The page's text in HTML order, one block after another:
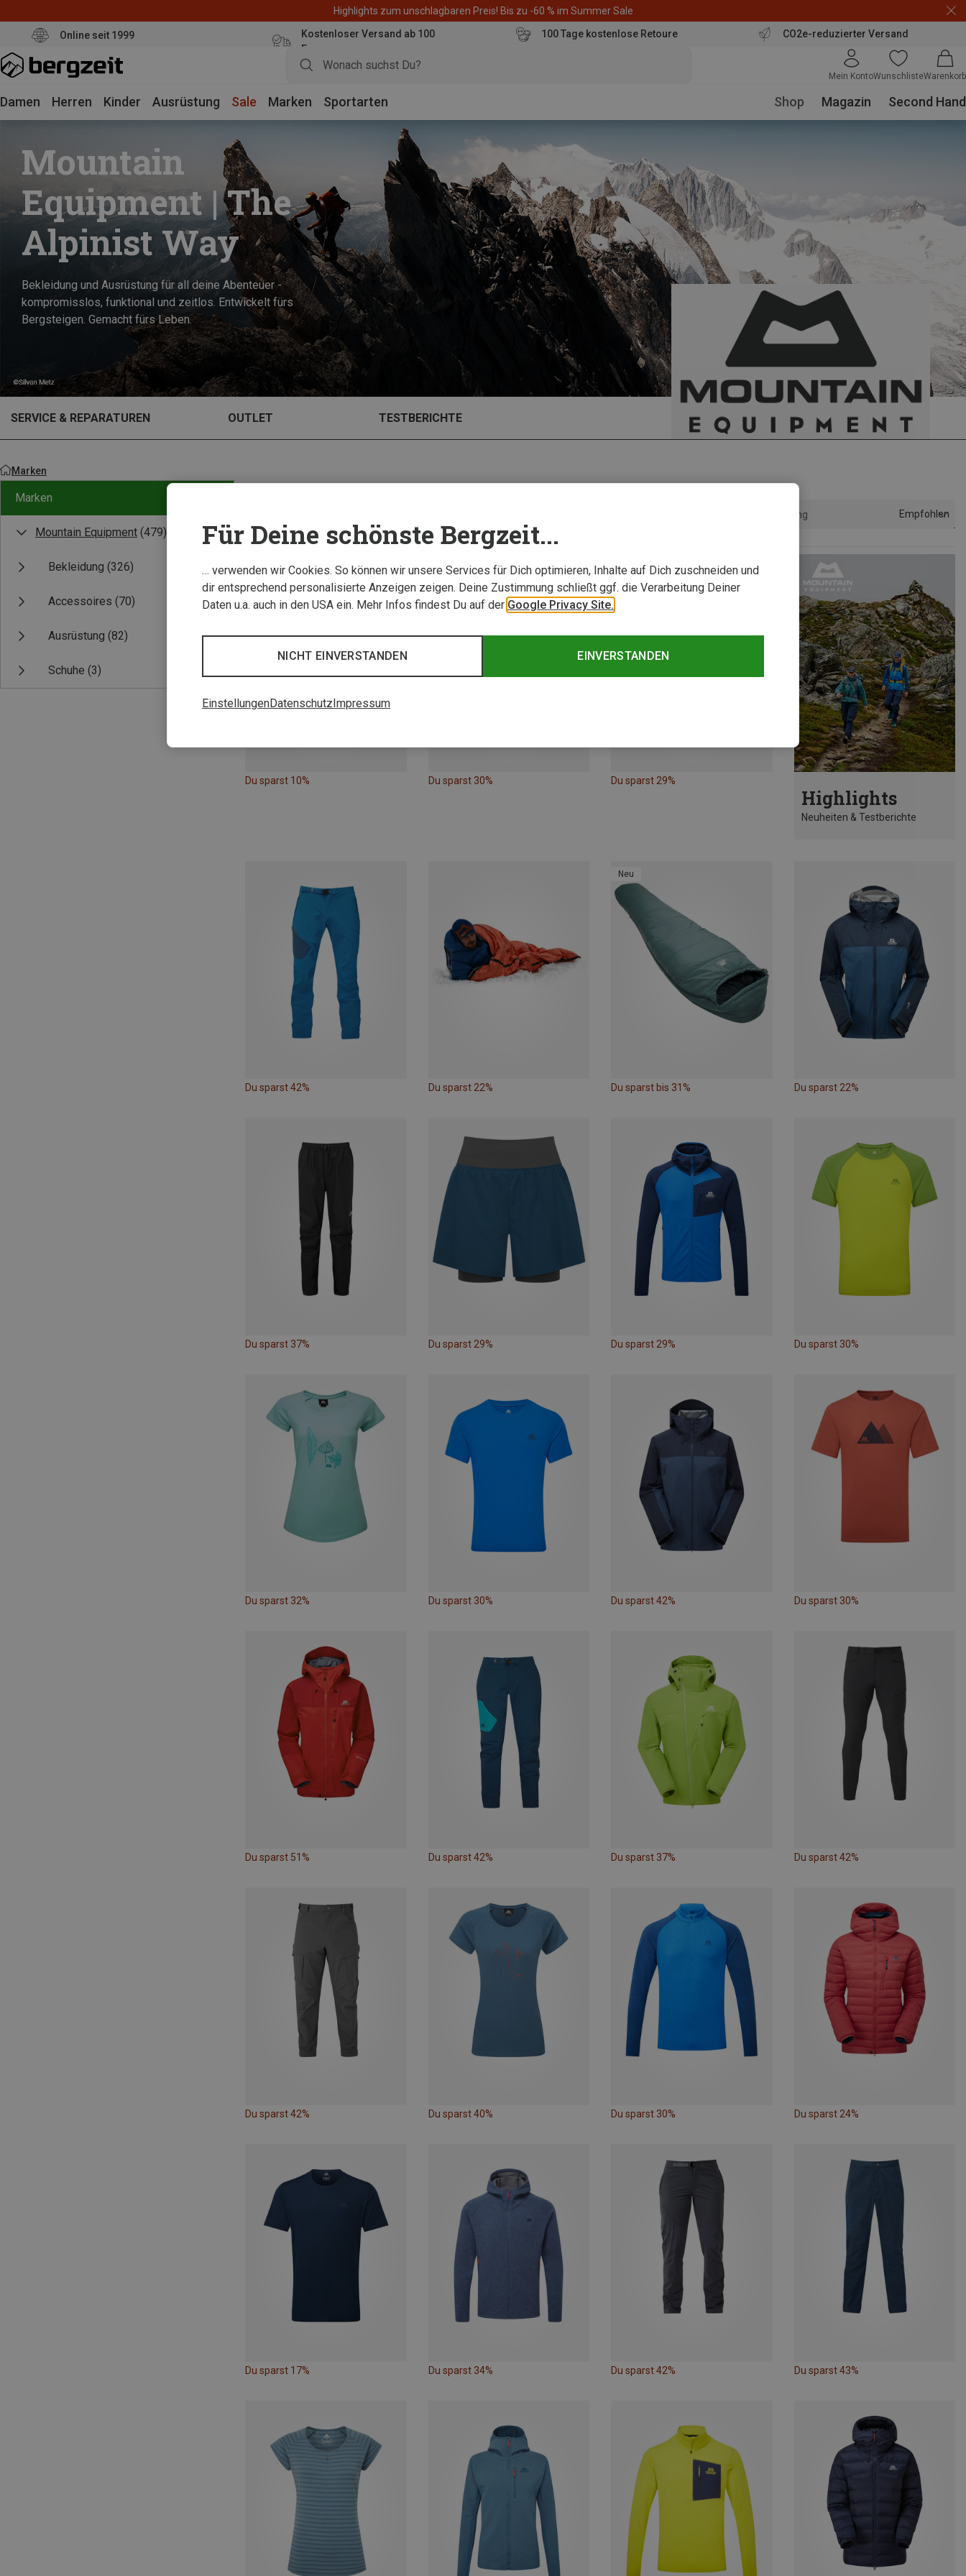
Highlights zum unschlagbaren Preis! Bis zu -60 % im Summer Sale
Online seit 1999
Kostenloser Versand ab 100
Euro
100 Tage kostenlose Retoure CO2e-reduzierter Versand
Mein KontoWunschlisteWarenkorb
Damen Herren Kinder Ausrüstung Sale Marken Sportarten Shop Magazin Second Hand
Mountain
Equipment | The
Alpinist Way
Bekleidung und Ausrüstung für all deine Abenteuer -
kompromisslos, funktional und zeitlos. Entwickelt fürs
Bergsteigen. Gemacht fürs Leben.
SERVICE & REPARATUREN OUTLET TESTBERICHTE
Marken
Marken
Mountain Equipment (479)
Bekleidung (326)
Accessoires (70)
Ausrüstung (82)
Schuhe (3)
Sortierung Empfohlen
Du sparst 10% Du sparst 30% Du sparst 29%
Highlights
Neuheiten & Testberichte
Du sparst 42% Du sparst 22%
Neu
Du sparst bis 31% Du sparst 22%
Du sparst 37% Du sparst 29% Du sparst 29% Du sparst 30%
Du sparst 32% Du sparst 30% Du sparst 42% Du sparst 30%
Du sparst 51% Du sparst 42% Du sparst 37% Du sparst 42%
Du sparst 42% Du sparst 40% Du sparst 30% Du sparst 24%
Du sparst 17% Du sparst 34% Du sparst 42% Du sparst 43%
Für Deine schönste Bergzeit...
… verwenden wir Cookies. So können wir unsere Services für Dich optimieren, Inhalte auf Dich zuschneiden und
dir entsprechend personalisierte Anzeigen zeigen. Deine Zustimmung schließt ggf. die Verarbeitung Deiner
Daten u.a. auch in den USA ein. Mehr Infos findest Du auf der Google Privacy Site.
EINVERSTANDEN
NICHT EINVERSTANDEN
EinstellungenDatenschutzImpressum